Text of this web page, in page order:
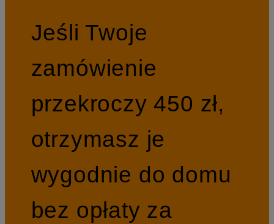
Jeśli Twoje
zamówienie
przekroczy 450 zł,
otrzymasz je
wygodnie do domu
bez opłaty za